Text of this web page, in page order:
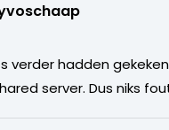
verder hadden
server. Dus niks